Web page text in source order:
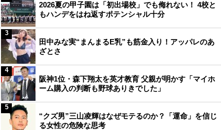
2026夏の甲子園は「初出場校」でも侮れない！ 4校と
もハンデをはね返すポテンシャル十分
田中みな実“まんまるE乳”も筋金入り！アッパレのあ
ざとさ
3
阪神1位・森下翔太を英才教育 父親が明かす「マイホ
ーム購入の判断も野球ありきでした」
4
“クズ男”三山凌輝はなぜモテるのか？「運命」を信じ
る女性の危険な思考
5